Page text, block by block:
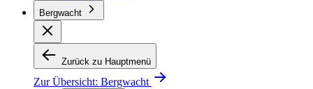
Bergwacht
Zurück zu Hauptmenü
Zur Übersicht: Bergwacht